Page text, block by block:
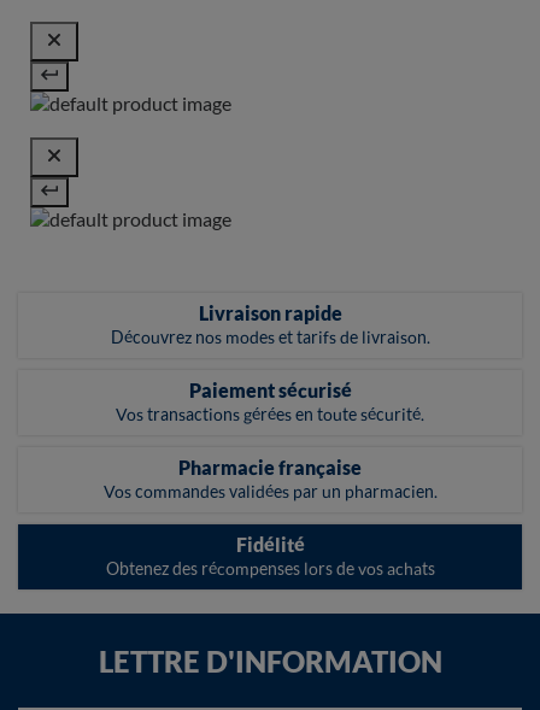
Livraison rapide
Découvrez nos modes et tarifs de livraison.
Paiement sécurisé
Vos transactions gérées en toute sécurité.
Pharmacie française
Vos commandes validées par un pharmacien.
Fidélité
Obtenez des récompenses lors de vos achats
LETTRE D'INFORMATION